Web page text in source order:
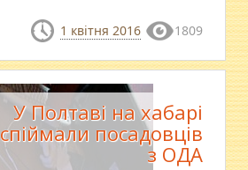
1 квітня 2016 1809
У Полтаві на хабарі
спіймали посадовців
з ОДА